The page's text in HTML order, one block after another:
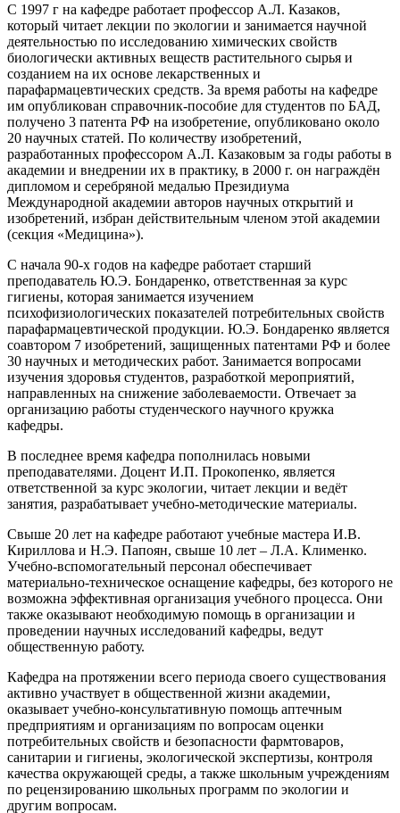
С 1997 г на кафедре работает профессор А.Л. Казаков,
который читает лекции по экологии и занимается научной
деятельностью по исследованию химических свойств
биологически активных веществ растительного сырья и
созданием на их основе лекарственных и
парафармацевтических средств. За время работы на кафедре
им опубликован справочник-пособие для студентов по БАД,
получено 3 патента РФ на изобретение, опубликовано около
20 научных статей. По количеству изобретений,
разработанных профессором А.Л. Казаковым за годы работы в
академии и внедрении их в практику, в 2000 г. он награждён
дипломом и серебряной медалью Президиума
Международной академии авторов научных открытий и
изобретений, избран действительным членом этой академии
(секция «Медицина»).
С начала 90-х годов на кафедре работает старший
преподаватель Ю.Э. Бондаренко, ответственная за курс
гигиены, которая занимается изучением
психофизиологических показателей потребительных свойств
парафармацевтической продукции. Ю.Э. Бондаренко является
соавтором 7 изобретений, защищенных патентами РФ и более
30 научных и методических работ. Занимается вопросами
изучения здоровья студентов, разработкой мероприятий,
направленных на снижение заболеваемости. Отвечает за
организацию работы студенческого научного кружка
кафедры.
В последнее время кафедра пополнилась новыми
преподавателями. Доцент И.П. Прокопенко, является
ответственной за курс экологии, читает лекции и ведёт
занятия, разрабатывает учебно-методические материалы.
Свыше 20 лет на кафедре работают учебные мастера И.В.
Кириллова и Н.Э. Папоян, свыше 10 лет – Л.А. Клименко.
Учебно-вспомогательный персонал обеспечивает
материально-техническое оснащение кафедры, без которого не
возможна эффективная организация учебного процесса. Они
также оказывают необходимую помощь в организации и
проведении научных исследований кафедры, ведут
общественную работу.
Кафедра на протяжении всего периода своего существования
активно участвует в общественной жизни академии,
оказывает учебно-консультативную помощь аптечным
предприятиям и организациям по вопросам оценки
потребительных свойств и безопасности фармтоваров,
санитарии и гигиены, экологической экспертизы, контроля
качества окружающей среды, а также школьным учреждениям
по рецензированию школьных программ по экологии и
другим вопросам.